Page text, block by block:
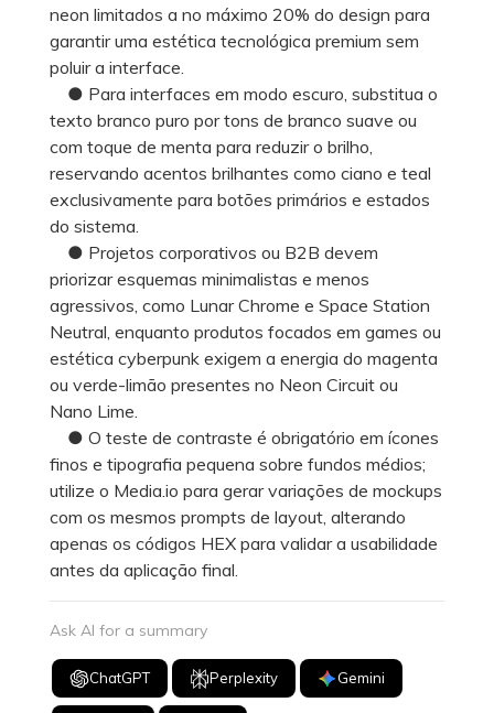
neon limitados a no máximo 20% do design para
garantir uma estética tecnológica premium sem
poluir a interface.
● Para interfaces em modo escuro, substitua o
texto branco puro por tons de branco suave ou
com toque de menta para reduzir o brilho,
reservando acentos brilhantes como ciano e teal
exclusivamente para botões primários e estados
do sistema.
● Projetos corporativos ou B2B devem
priorizar esquemas minimalistas e menos
agressivos, como Lunar Chrome e Space Station
Neutral, enquanto produtos focados em games ou
estética cyberpunk exigem a energia do magenta
ou verde-limão presentes no Neon Circuit ou
Nano Lime.
● O teste de contraste é obrigatório em ícones
finos e tipografia pequena sobre fundos médios;
utilize o Media.io para gerar variações de mockups
com os mesmos prompts de layout, alterando
apenas os códigos HEX para validar a usabilidade
antes da aplicação final.
Ask AI for a summary
ChatGPT Perplexity Gemini